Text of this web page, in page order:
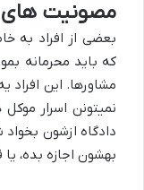
مصونیت های
بعضی از افراد به
که باید محرمانه
مشاورها. این
نمیتونن اسرار
دادگاه ازشون
بهشون اجازه بده،